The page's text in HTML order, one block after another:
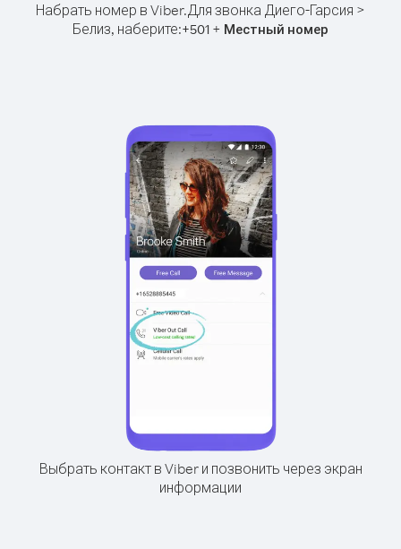
Набрать номер в Viber.Для звонка Диего-Гарсия >
Белиз, наберите:+501 + Местный номер
Выбрать контакт в Viber и позвонить через экран
информации